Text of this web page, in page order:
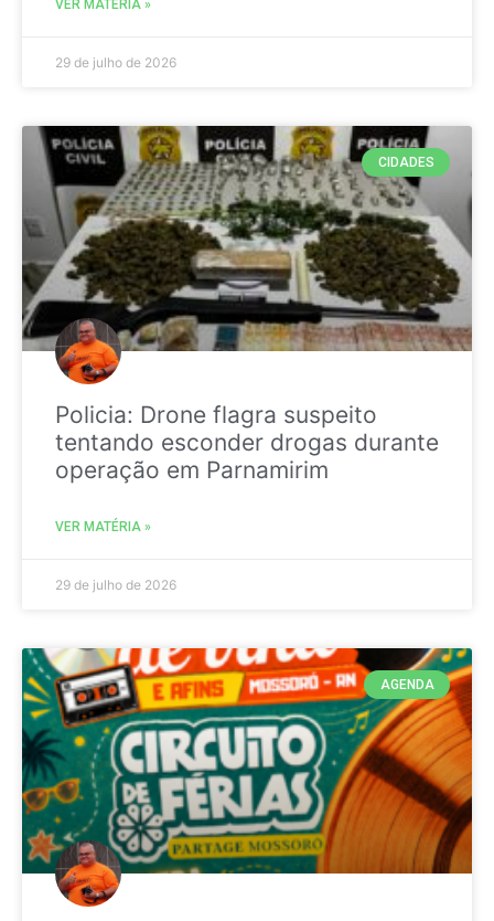
VER MATÉRIA »
29 de julho de 2026
CIDADES
Policia: Drone flagra suspeito
tentando esconder drogas durante
operação em Parnamirim
VER MATÉRIA »
29 de julho de 2026
AGENDA